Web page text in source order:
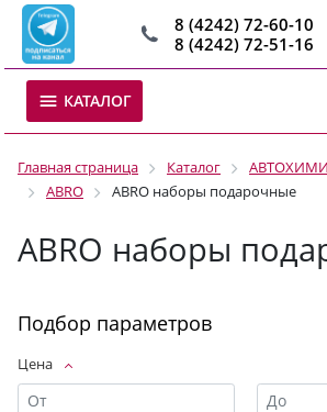
8 (4242) 72-60-10
8 (4242) 72-51-16
КАТАЛОГ
Главная страница Каталог
ABRO
ABRO наборы подарочные
ABRO наборы
Подбор параметров
Цена